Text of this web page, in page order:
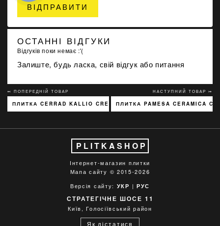
ВІДПРАВИТИ
ОСТАННІ ВІДГУКИ
Відгуків поки немає :'(
Залиште, будь ласка, свій відгук або питання
↢ ПОПЕРЕДНІЙ ТОВАР
ПЛИТКА CERRAD KALLIO CREAM 3768 15X45
НАСТУПНИЙ ТОВАР ↣
ПЛИТКА PAMESA CERAMICA
PLITKASHOP
Інтернет-магазин плитки
Мапа сайту © 2015-2026
Версія сайту: УКР | РУС
СТРАТЕГІЧНЕ ШОСЕ 11
Київ, Голосіївський район
Як дістатися